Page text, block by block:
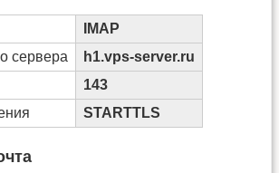
IMAP
сервера
h1.vps-server.ru
143
STARTTLS